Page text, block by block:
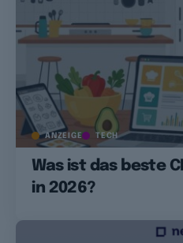
ANZEIGE TECH
Was ist das beste
in 2026?